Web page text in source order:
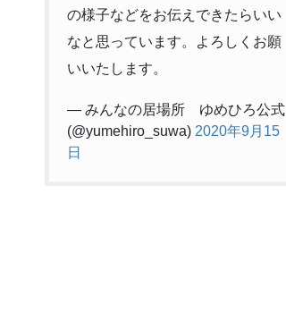
の様子などをお伝えできたらいい
なと思っています。よろしくお願
いいたします。
— みんなの居場所 ゆめひろ公式
(@yumehiro_suwa) 2020年9月15
日